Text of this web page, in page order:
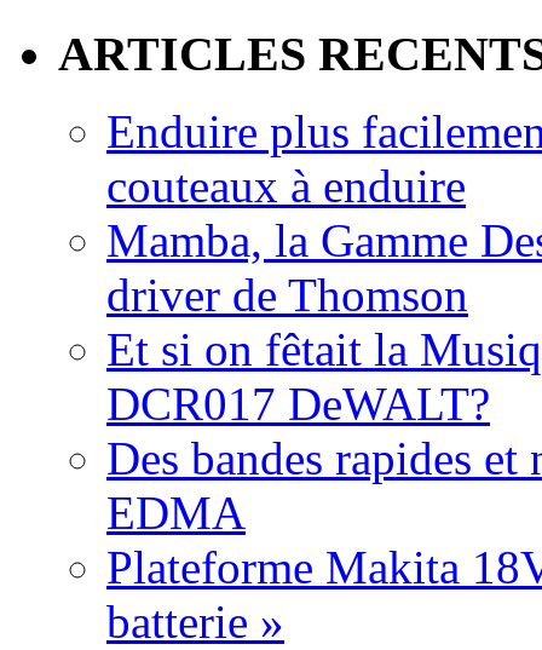
ARTICLES
Enduire plus
couteaux à enduire
Mamba, la Gamme
driver de Thomson
Et si on fêtait la
DCR017 DeWALT?
Des bandes rapides et
EDMA
Plateforme Makita
batterie »